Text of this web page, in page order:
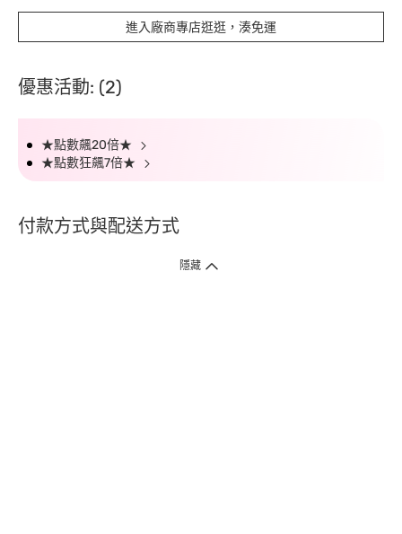
進入廠商專店逛逛，湊免運
優惠活動: (2)
★點數飆20倍★
★點數狂飆7倍★
付款方式與配送方式
隱藏